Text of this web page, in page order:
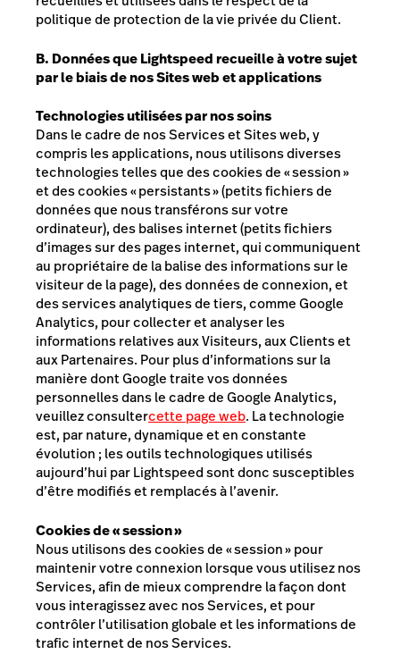
politique de protection de la vie privée du Client.
B. Données que Lightspeed recueille à votre sujet
par le biais de nos Sites web et applications
Technologiesutilisées par nos soins
Dans le cadre de nos Services et Sites web, y
compris les applications, nous utilisons diverses
technologies telles que des cookies de « session »
et des cookies « persistants » (petits fichiers de
données que nous transférons sur votre
ordinateur), des balises internet (petits fichiers
d’images sur des pages internet, qui communiquent
au propriétaire de la balise des informations sur le
visiteur de la page), des données de connexion, et
des services analytiques de tiers, comme Google
Analytics, pour collecter et analyser les
informations relatives aux Visiteurs, aux Clients et
aux Partenaires. Pour plus d’informations sur la
manière dont Google traite vos données
personnelles dans le cadre de Google Analytics,
veuillez consultercette page web. La technologie
est, par nature, dynamique et en constante
évolution ; les outils technologiques utilisés
aujourd’hui par Lightspeed sont donc susceptibles
d’être modifiés et remplacés à l’avenir.
Cookies de « session »
Nous utilisons des cookies de « session » pour
maintenir votre connexion lorsque vous utilisez nos
Services, afin de mieux comprendre la façon dont
vous interagissez avec nos Services, et pour
contrôler l’utilisation globale et les informations de
trafic internet de nos Services.